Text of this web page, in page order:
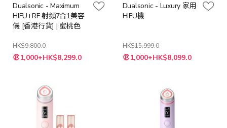
Dualsonic - Maximum
HIFU+RF 射頻7合1美容
儀 [香港行貨] | 蜜桃色
HK$9,800.0
特
殊 1,000+HK$8,299.0
Dualsonic - Luxury 家用
HIFU機
HK$15,999.0
特
殊 1,000+HK$8,099.0